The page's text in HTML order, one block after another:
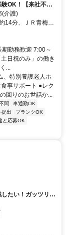
OK！【来社不
(介護)
14分、ＪＲ青梅線/
福生西口徒歩約21
勤務歓迎 7:00～
日祝のみ」の働き
...
、特別養護老人ホ
事サポート ●レク
回りのお世話か...
問
車通勤OK
提出
ブランクOK
と応募OK
たい！ガッツリ稼